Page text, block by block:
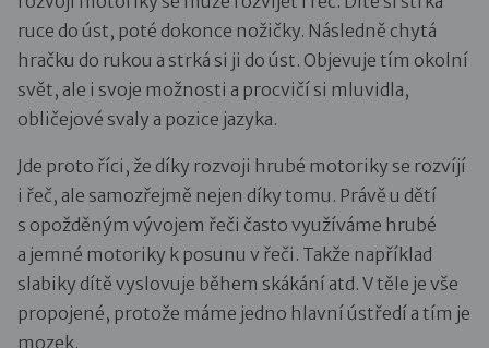
ruce do úst, poté dokonce nožičky. Následně chytá
hračku do rukou a strká si ji do úst. Objevuje tím okolní
svět, ale i svoje možnosti a procvičí si mluvidla,
obličejové svaly a pozice jazyka.
Jde proto říci, že díky rozvoji hrubé motoriky se rozvíjí
i řeč, ale samozřejmě nejen díky tomu. Právě u dětí
s opožděným vývojem řeči často využíváme hrubé
a jemné motoriky k posunu v řeči. Takže například
slabiky dítě vyslovuje během skákání atd. V těle je vše
propojené, protože máme jedno hlavní ústředí a tím je
mozek.